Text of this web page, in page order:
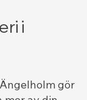
i
gör